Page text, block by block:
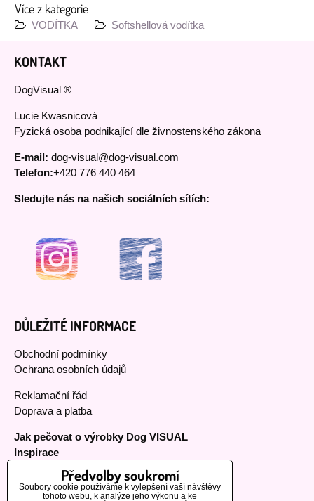
Více z kategorie
VODÍTKA Softshellová vodítka
KONTAKT
DogVisual ®
Lucie Kwasnicová
Fyzická osoba podnikající dle živnostenského zákona
E-mail: dog-visual@dog-visual.com
Telefon:+420 776 440 464
Sledujte nás na našich sociálních sítích:
DŮLEŽITÉ INFORMACE
Obchodní podmínky
Ochrana osobních údajů
Reklamační řád
Doprava a platba
Jak pečovat o výrobky Dog VISUAL
Inspirace
Předvolby soukromí
Soubory cookie používáme k vylepšení vaší návštěvy
tohoto webu, k analýze jeho výkonu a ke